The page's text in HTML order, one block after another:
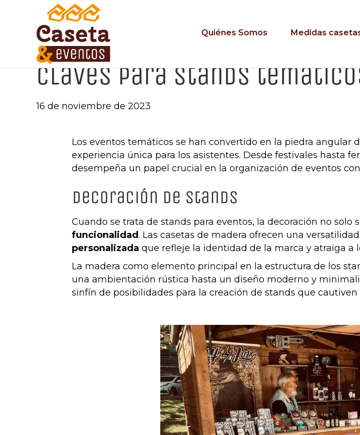
Quiénes Somos Medidas
Claves para stands
16 de noviembre de 2023
Los eventos temáticos se han convertido en la piedra angular
experiencia única para los asistentes. Desde festivales hasta
desempeña un papel crucial en la organización de eventos
Decoración de stands
Cuando se trata de stands para eventos, la decoración no solo
funcionalidad. Las casetas de madera ofrecen una
personalizada que refleje la identidad de la marca y atraiga a
La madera como elemento principal en la estructura de los
una ambientación rústica hasta un diseño moderno y
sinfín de posibilidades para la creación de stands que